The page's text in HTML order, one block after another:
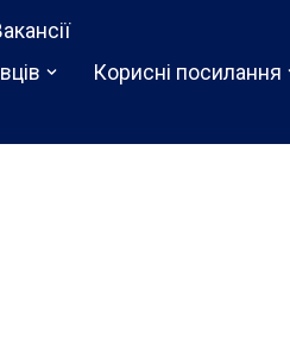
Корисні посилання